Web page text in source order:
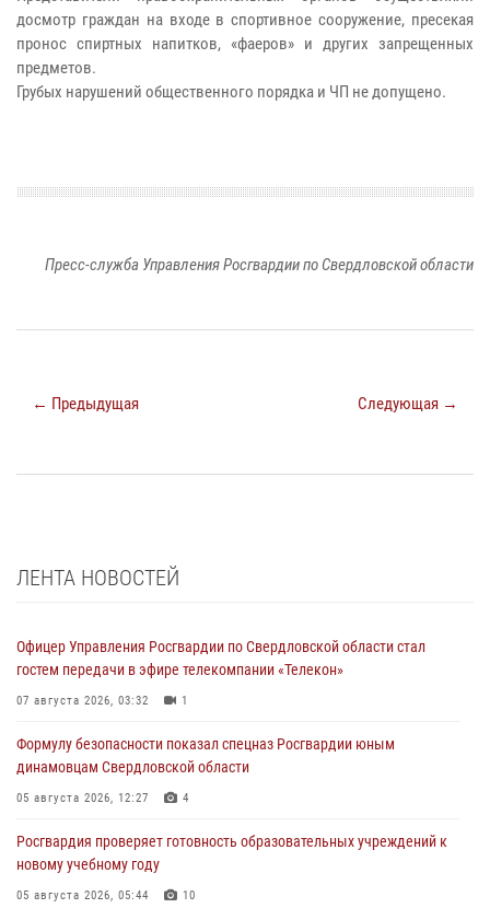
досмотр граждан на входе в спортивное сооружение, пресекая
пронос спиртных напитков, «фаеров» и других запрещенных
предметов.
Грубых нарушений общественного порядка и ЧП не допущено.
Пресс-служба Управления Росгвардии по Свердловской области
← Предыдущая Следующая →
ЛЕНТА НОВОСТЕЙ
Офицер Управления Росгвардии по Свердловской области стал
гостем передачи в эфире телекомпании «Телекон»
07 августа 2026, 03:32 1
Формулу безопасности показал спецназ Росгвардии юным
динамовцам Свердловской области
05 августа 2026, 12:27 4
Росгвардия проверяет готовность образовательных учреждений к
новому учебному году
05 августа 2026, 05:44 10